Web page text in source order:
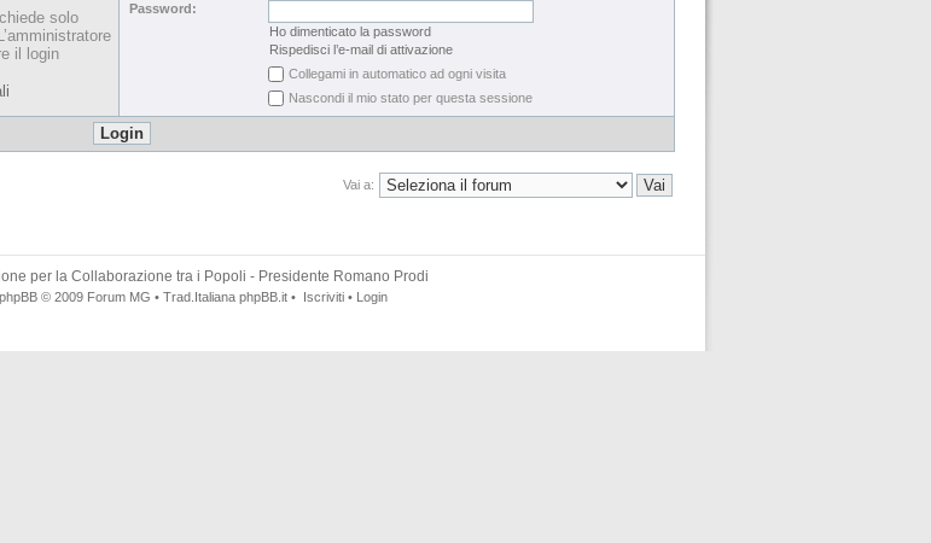
solo
il login
Password:
Ho dimenticato la password
Rispedisci l’e-mail di attivazione
Collegami in automatico ad ogni visita
Nascondi il mio stato per questa sessione
Vai a:
per la Collaborazione tra i Popoli - Presidente Romano Prodi
phpBB © 2009 Forum MG • Trad.Italiana phpBB.it • Iscriviti • Login